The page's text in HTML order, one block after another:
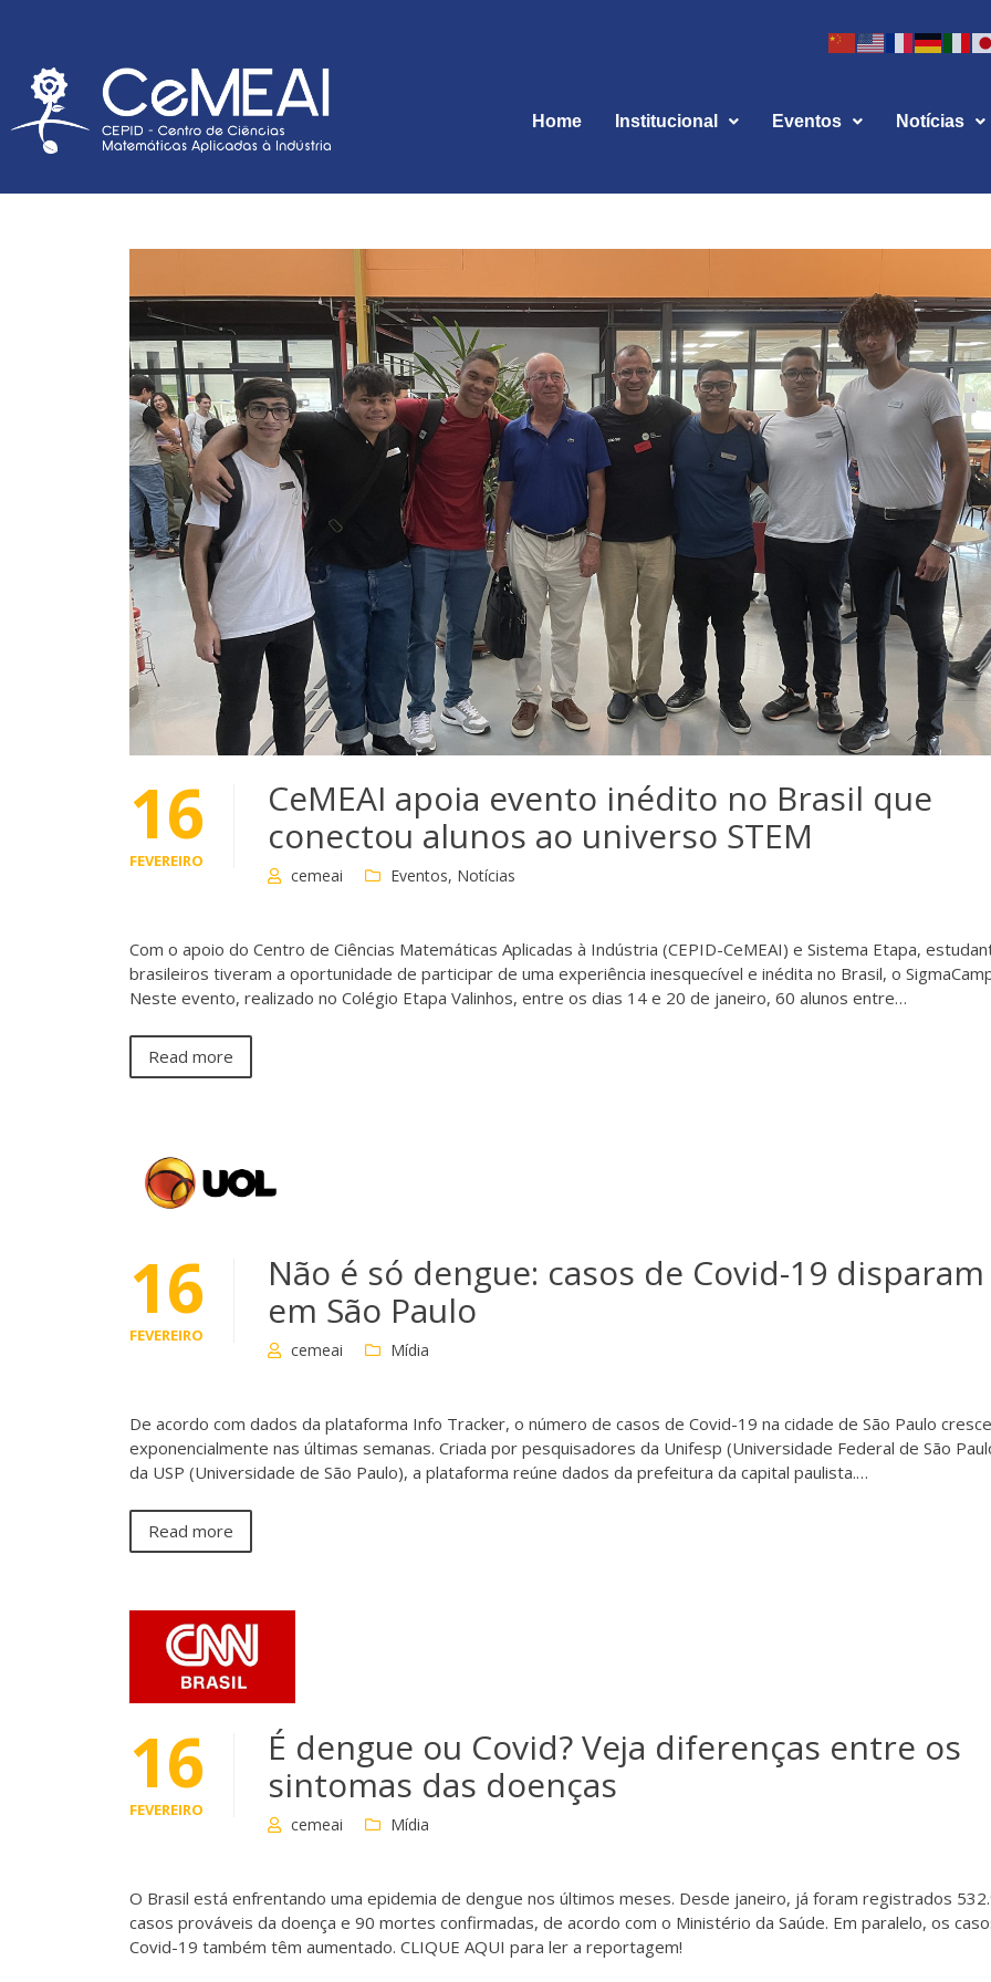
Home Institucional Eventos Notícias
16
FEVEREIRO
CeMEAI apoia evento inédito no Brasil que
conectou alunos ao universo STEM
cemeai Eventos, Notícias
Com o apoio do Centro de Ciências Matemáticas Aplicadas à Indústria (CEPID-CeMEAI) e Sistema Etapa,
brasileiros tiveram a oportunidade de participar de uma experiência inesquecível e inédita no Brasil, o
Neste evento, realizado no Colégio Etapa Valinhos, entre os dias 14 e 20 de janeiro, 60 alunos entre…
Read more
16
FEVEREIRO
Não é só dengue: casos de Covid-19 disparam
em São Paulo
cemeai Mídia
De acordo com dados da plataforma Info Tracker, o número de casos de Covid-19 na cidade de São Paulo
exponencialmente nas últimas semanas. Criada por pesquisadores da Unifesp (Universidade Federal de São
da USP (Universidade de São Paulo), a plataforma reúne dados da prefeitura da capital paulista.…
Read more
16
FEVEREIRO
É dengue ou Covid? Veja diferenças entre os
sintomas das doenças
cemeai Mídia
O Brasil está enfrentando uma epidemia de dengue nos últimos meses. Desde janeiro, já foram registrados
casos prováveis da doença e 90 mortes confirmadas, de acordo com o Ministério da Saúde. Em paralelo, os
Covid-19 também têm aumentado. CLIQUE AQUI para ler a reportagem!